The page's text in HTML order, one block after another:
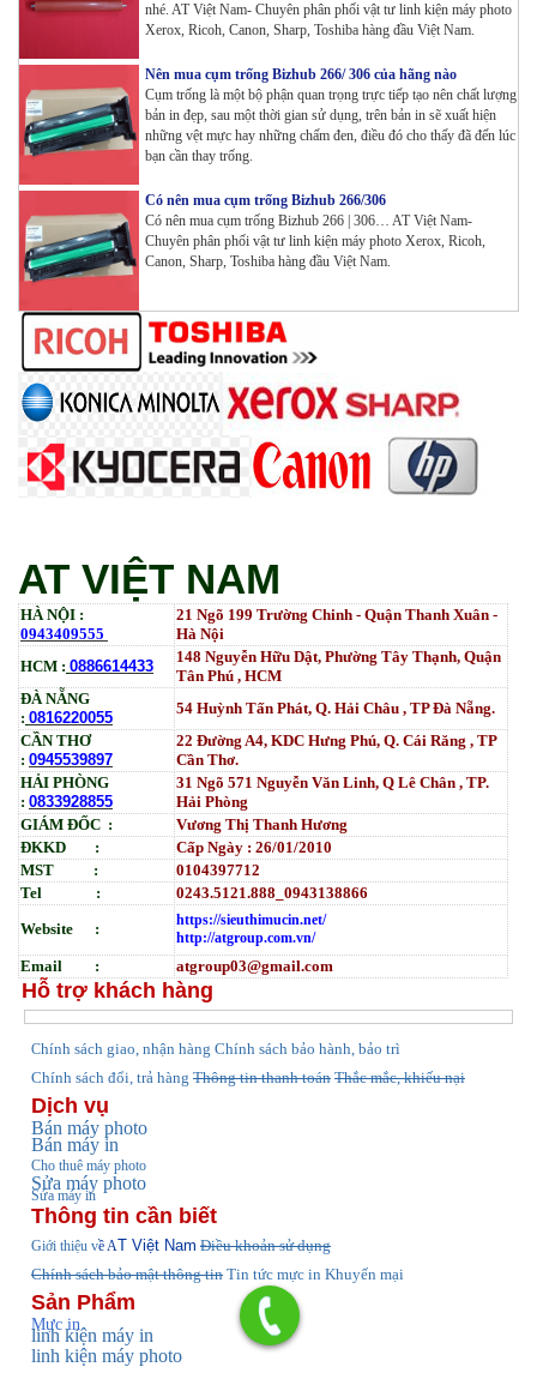
Máy in Laser Đơn năng G&G GP4200DW in Đảo mặt ,
Tham Khảo
Máy in Laser Đơn năng G&G GP3300DW in Đảo mặt ,
Wifi
Tham Khảo
Máy in Đa chức năng G&G GM3310DW in , scan ,
Copy , Wifi , Lan
Tham Khảo
Mực ống Ricoh MP 3554 _MP 2554 | 2555 | 3054 |
3554 | 3055 | 3555 | 4054 | 5054 | 6054 | 4055 | 5055 |
6055 | IM 2500 | IM 3000 | IM 3500 | IM 4000 | IM
5000 | IM 6000_ MP3554_700G_BIASDO
Tham Khảo
Mực in HP LaserJet Enterprise M610dn | M611dn |
M611x | M612dn | M612x | MFP M634 | MFP M635 |
MFP M636_W1470A (10.5K)_ Có chip_HALLOYA
nhé. AT Việt Nam- Chuyên phân phối vật tư linh kiện máy photo
Xerox, Ricoh, Canon, Sharp, Toshiba hàng đầu Việt Nam.
Nên mua cụm trống Bizhub 266/ 306 của hãng nào
Cụm trống là một bộ phận quan trọng trực tiếp tạo nên chất lượng
bản in đẹp, sau một thời gian sử dụng, trên bản in sẽ xuất hiện
những vệt mực hay những chấm đen, điều đó cho thấy đã đến lúc
bạn cần thay trống.
Có nên mua cụm trống Bizhub 266/306
Có nên mua cụm trống Bizhub 266 | 306… AT Việt Nam-
Chuyên phân phối vật tư linh kiện máy photo Xerox, Ricoh,
Canon, Sharp, Toshiba hàng đầu Việt Nam.
AT VIỆT NAM
HÀ NỘI :
0943409555
21 Ngõ 199 Trường Chinh - Quận Thanh Xuân -
Hà Nội
HCM : 0886614433
148 Nguyễn Hữu Dật, Phường Tây Thạnh, Quận
Tân Phú , HCM
ĐÀ NẴNG
: 0816220055
54 Huỳnh Tấn Phát, Q. Hải Châu , TP Đà Nẵng.
CẦN THƠ
: 0945539897
22 Đường A4, KDC Hưng Phú, Q. Cái Răng , TP
Cần Thơ.
HẢI PHÒNG
: 0833928855
31 Ngõ 571 Nguyễn Văn Linh, Q Lê Chân , TP.
Hải Phòng
GIÁM ĐỐC :
Vương Thị Thanh Hương
ĐKKD :
Cấp Ngày : 26/01/2010
MST :
0104397712
Tel :
0243.5121.888_0943138866
Website :
https://sieuthimucin.net/
http://atgroup.com.vn/
Email : atgroup03@gmail.com
Hỗ trợ khách hàng
Chính sách giao, nhận hàng Chính sách bảo hành, bảo trì
Chính sách đổi, trả hàng Thông tin thanh toán Thắc mắc, khiếu nại
Dịch vụ
Bán máy photo
Bán máy in
Cho thuê máy photo
Sửa máy photo
Sửa máy in
Thông tin cần biết
Giới thiệu về AT Việt Nam Điều khoản sử dụng
Chính sách bảo mật thông tin Tin tức mực in Khuyến mại
Sản Phẩm
Mực in
linh kiện máy in
linh kiện máy photo